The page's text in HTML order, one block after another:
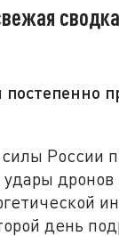
России
удары
день